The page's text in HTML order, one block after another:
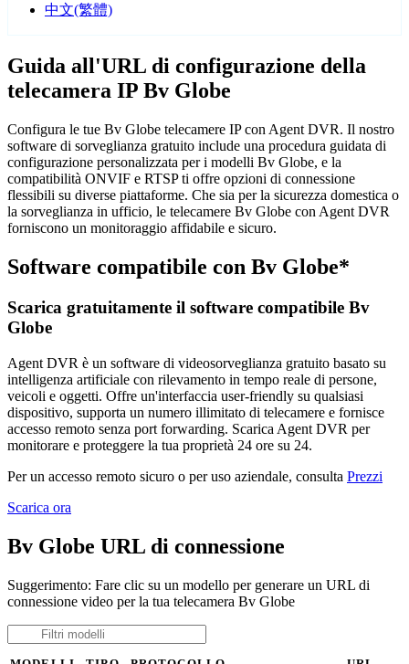
中文(繁體)
Guida all'URL di configurazione della
telecamera IP Bv Globe
Configura le tue Bv Globe telecamere IP con Agent DVR. Il nostro
software di sorveglianza gratuito include una procedura guidata di
configurazione personalizzata per i modelli Bv Globe, e la
compatibilità ONVIF e RTSP ti offre opzioni di connessione
flessibili su diverse piattaforme. Che sia per la sicurezza domestica o
la sorveglianza in ufficio, le telecamere Bv Globe con Agent DVR
forniscono un monitoraggio affidabile e sicuro.
Software compatibile con Bv Globe*
Scarica gratuitamente il software compatibile Bv
Globe
Agent DVR è un software di videosorveglianza gratuito basato su
intelligenza artificiale con rilevamento in tempo reale di persone,
veicoli e oggetti. Offre un'interfaccia user-friendly su qualsiasi
dispositivo, supporta un numero illimitato di telecamere e fornisce
accesso remoto senza port forwarding. Scarica Agent DVR per
monitorare e proteggere la tua proprietà 24 ore su 24.
Per un accesso remoto sicuro o per uso aziendale, consulta Prezzi
Scarica ora
Bv Globe URL di connessione
Suggerimento: Fare clic su un modello per generare un URL di
connessione video per la tua telecamera Bv Globe